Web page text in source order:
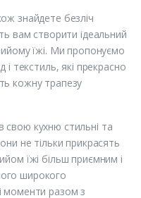
знайдете безліч
вам створити ідеальний
їжі. Ми пропонуємо
і текстиль, які прекрасно
кожну трапезу
свою кухню стильні та
не тільки прикрасять
їжі більш приємним і
широкого
моменти разом з